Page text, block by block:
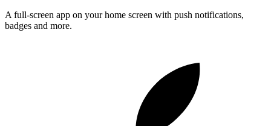
A full-screen app on your home screen with push notifications,
badges and more.